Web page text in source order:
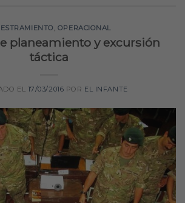
, OPERACIONAL
planeamiento y excursión
táctica
EL 17/03/2016 POR EL INFANTE